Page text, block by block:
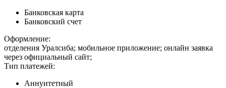
Банковская карта
Банковский счет
Оформление:
отделения Уралсиба; мобильное приложение; онлайн заявка
через официальный сайт;
Тип платежей:
Аннуитетный